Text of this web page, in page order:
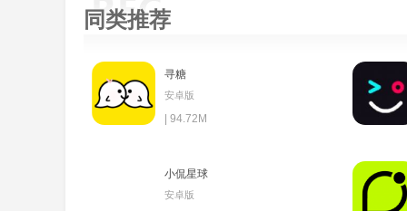
同类推荐
寻糖
安卓版
| 94.72M
小侃星球
安卓版